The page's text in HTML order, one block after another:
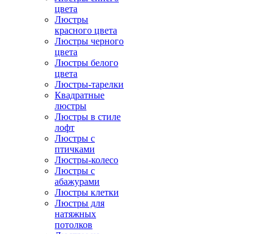
цвета
Люстры
красного цвета
Люстры черного
цвета
Люстры белого
цвета
Люстры-тарелки
Квадратные
люстры
Люстры в стиле
лофт
Люстры с
птичками
Люстры-колесо
Люстры с
абажурами
Люстры клетки
Люстры для
натяжных
потолков